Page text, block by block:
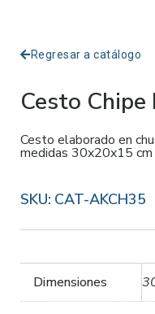
Regresar a catálogo
Cesto Chipe
Cesto elaborado en
medidas 30x20x15 cm
SKU: CAT-AKCH35
Dimensiones